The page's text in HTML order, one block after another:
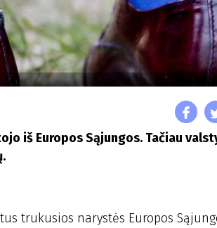
iš Europos Sąjungos. Tačiau
trukusios narystės Europos